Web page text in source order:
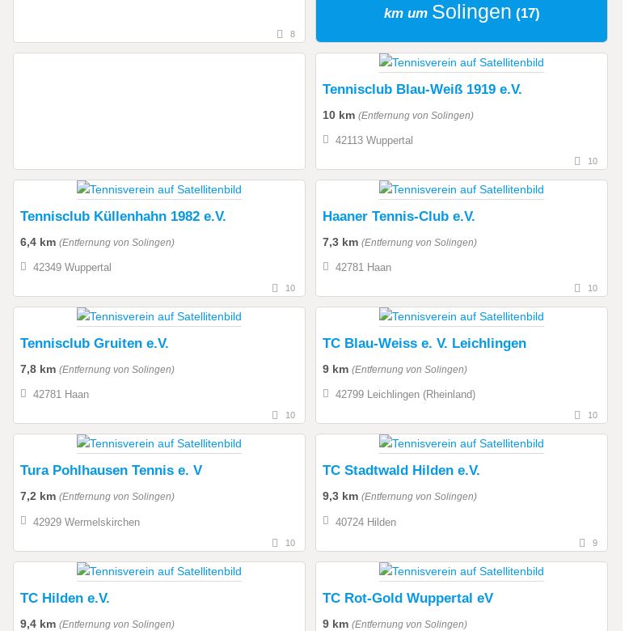
8
km um Solingen (17)
Tennisclub Blau-Weiß 1919 e.V.
10 km (Entfernung von Solingen)
42113 Wuppertal
10
Tennisclub Küllenhahn 1982 e.V.
6,4 km (Entfernung von Solingen)
42349 Wuppertal
10
Haaner Tennis-Club e.V.
7,3 km (Entfernung von Solingen)
42781 Haan
10
Tennisclub Gruiten e.V.
7,8 km (Entfernung von Solingen)
42781 Haan
10
TC Blau-Weiss e. V. Leichlingen
9 km (Entfernung von Solingen)
42799 Leichlingen (Rheinland)
10
Tura Pohlhausen Tennis e. V
7,2 km (Entfernung von Solingen)
42929 Wermelskirchen
10
TC Stadtwald Hilden e.V.
9,3 km (Entfernung von Solingen)
40724 Hilden
9
TC Hilden e.V.
9,4 km (Entfernung von Solingen)
TC Rot-Gold Wuppertal eV
9 km (Entfernung von Solingen)